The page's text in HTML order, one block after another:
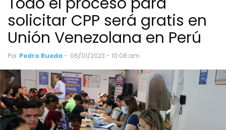
solicitar CPP será gratis en
Unión Venezolana en Perú
Por Pedro Rueda - 06/01/2023 - 10:08 am